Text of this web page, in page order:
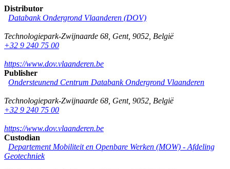
Distributor
Databank Ondergrond Vlaanderen (DOV)
Technologiepark-Zwijnaarde 68 Gent, 9052 België
+32 9 240 75 00
https://www.dov.vlaanderen.be
Publisher
Ondersteunend Centrum Databank Ondergrond Vlaanderen
Technologiepark-Zwijnaarde 68 Gent, 9052 België
+32 9 240 75 00
https://www.dov.vlaanderen.be
Custodian
Departement Mobiliteit en Openbare Werken (MOW) - Afdeling
Geotechniek